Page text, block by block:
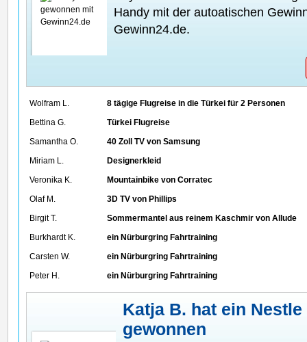
Handy mit der autoatischen
Gewinn24.de.
Wolfram L.
8 tägige Flugreise in die Türkei für 2 Personen
Bettina G.
Türkei Flugreise
Samantha O.
40 Zoll TV von Samsung
Miriam L.
Designerkleid
Veronika K.
Mountainbike von Corratec
Olaf M.
3D TV von Phillips
Birgit T.
Sommermantel aus reinem Kaschmir von Allude
Burkhardt K.
ein Nürburgring Fahrtraining
Carsten W.
ein Nürburgring Fahrtraining
Peter H.
ein Nürburgring Fahrtraining
Katja B. hat ein
gewonnen